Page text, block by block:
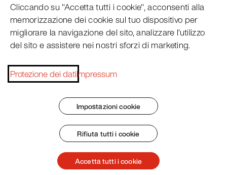
Subscribe Pacojet Newsletter
Would you like to be regularly updated on news, event
Termini e condizioni generali
Protezione dei dati
Cliccando su "Accetta tutti i cookie", acconsenti alla
memorizzazione dei cookie sul tuo dispositivo per
migliorare la navigazione del sito, analizzare l'utilizzo
del sito e assistere nei nostri sforzi di marketing.
Protezione dei datiImpressum
Impostazioni cookie
Rifiuta tutti i cookie
Accetta tutti i cookie